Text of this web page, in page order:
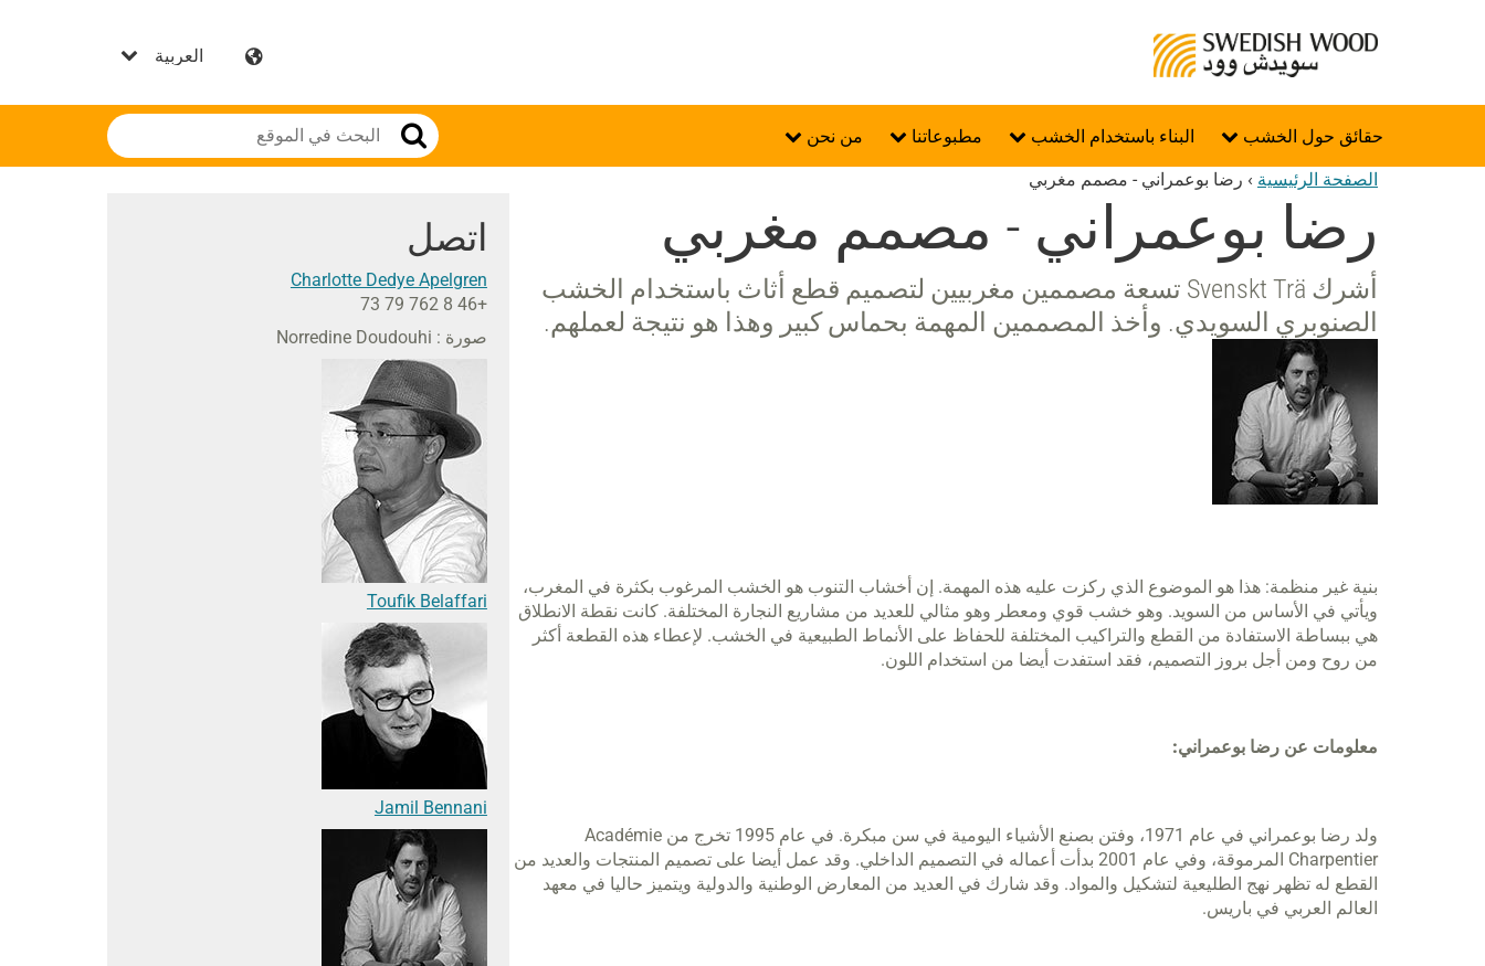
حقائق حول الخشب البناء باستخدام الخشب مطبوعاتنا من نحن
الصفحة الرئيسية › رضا بوعمراني - مصمم مغربي
رضا بوعمراني - مصمم مغربي
أشرك Svenskt Trä تسعة مصممين مغربيين لتصميم قطع أثاث باستخدام الخشب
الصنوبري السويدي. وأخذ المصممين المهمة بحماس كبير وهذا هو نتيجة لعملهم.
بنية غير منظمة: هذا هو الموضوع الذي ركزت عليه هذه المهمة. إن أخشاب التنوب هو الخشب المرغوب بكثرة في المغرب،
ويأتي في الأساس من السويد. وهو خشب قوي ومعطر وهو مثالي للعديد من مشاريع النجارة المختلفة. كانت نقطة الانطلاق
هي ببساطة الاستفادة من القطع والتراكيب المختلفة للحفاظ على الأنماط الطبيعية في الخشب. لإعطاء هذه القطعة أكثر
من روح ومن أجل بروز التصميم، فقد استفدت أيضا من استخدام اللون.
معلومات عن رضا بوعمراني:
ولد رضا بوعمراني في عام 1971، وفتن بصنع الأشياء اليومية في سن مبكرة. في عام 1995 تخرج من Académie
Charpentier المرموقة، وفي عام 2001 بدأت أعماله في التصميم الداخلي. وقد عمل أيضا على تصميم المنتجات والعديد من
القطع له تظهر نهج الطليعية لتشكيل والمواد. وقد شارك في العديد من المعارض الوطنية والدولية ويتميز حاليا في معهد
العالم العربي في باريس.
اتصل
Charlotte Dedye Apelgren
+46 8 762 79 73
صورة : Norredine Doudouhi
Toufik Belaffari
Jamil Bennani